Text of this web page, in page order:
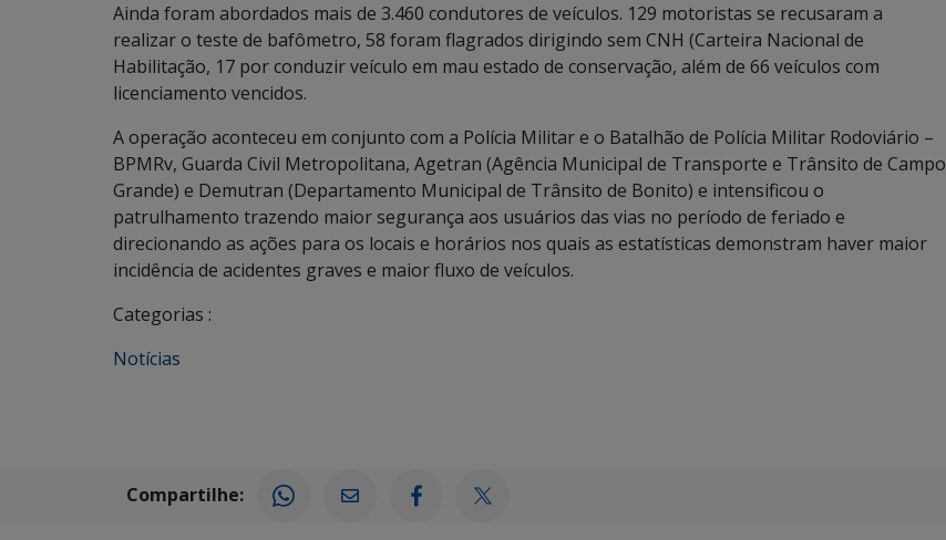
Ainda foram abordados mais de 3.460 condutores de veículos. 129 motoristas se recusaram a
realizar o teste de bafômetro, 58 foram flagrados dirigindo sem CNH (Carteira Nacional de
Habilitação, 17 por conduzir veículo em mau estado de conservação, além de 66 veículos com
licenciamento vencidos.
A operação aconteceu em conjunto com a Polícia Militar e o Batalhão de Polícia Militar Rodoviário –
BPMRv, Guarda Civil Metropolitana, Agetran (Agência Municipal de Transporte e Trânsito de Campo
Grande) e Demutran (Departamento Municipal de Trânsito de Bonito) e intensificou o
patrulhamento trazendo maior segurança aos usuários das vias no período de feriado e
direcionando as ações para os locais e horários nos quais as estatísticas demonstram haver maior
incidência de acidentes graves e maior fluxo de veículos.
Categorias :
Notícias
Compartilhe: